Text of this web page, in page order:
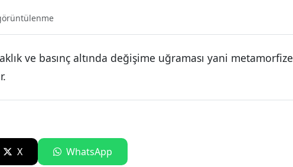
ve basınç altında değişime uğraması yani metamorfize
X WhatsApp